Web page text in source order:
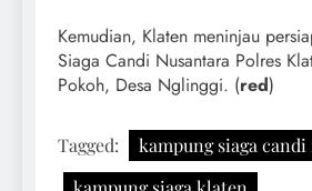
Kemudian, Klaten meninjau
Siaga Candi Nusantara Polres
Pokoh, Desa Nglinggi. (red)
Tagged:
kampung siaga